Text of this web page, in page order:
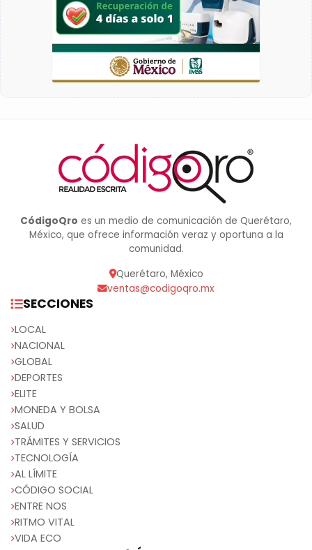
CódigoQro es un medio de comunicación de Querétaro,
México, que ofrece información veraz y oportuna a la
comunidad.
Querétaro, México
ventas@codigoqro.mx
SECCIONES
LOCAL
NACIONAL
GLOBAL
DEPORTES
ELITE
MONEDA Y BOLSA
SALUD
TRÁMITES Y SERVICIOS
TECNOLOGÍA
AL LÍMITE
CÓDIGO SOCIAL
ENTRE NOS
RITMO VITAL
VIDA ECO